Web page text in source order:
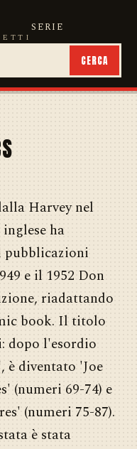
SERIE
CERCA
Harvey nel
ha
pubblicazioni
e il 1952 Don
riadattando
book. Il titolo
dopo l'esordio
è diventato 'Joe
(numeri 69-74) e
(numeri 75-87).
è stata